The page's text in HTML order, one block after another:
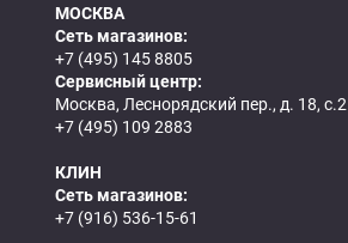
МОСКВА
Сеть магазинов:
+7 (495) 145 8805
Сервисный центр:
Москва, Леснорядский пер., д. 18, с.2
+7 (495) 109 2883
КЛИН
Сеть магазинов:
+7 (916) 536-15-61